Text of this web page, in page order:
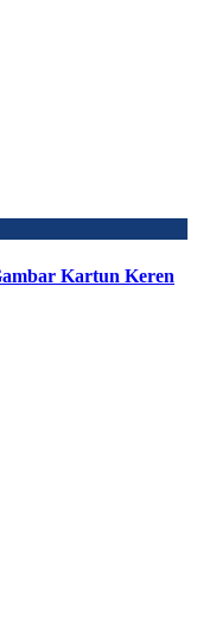
Kartun Keren